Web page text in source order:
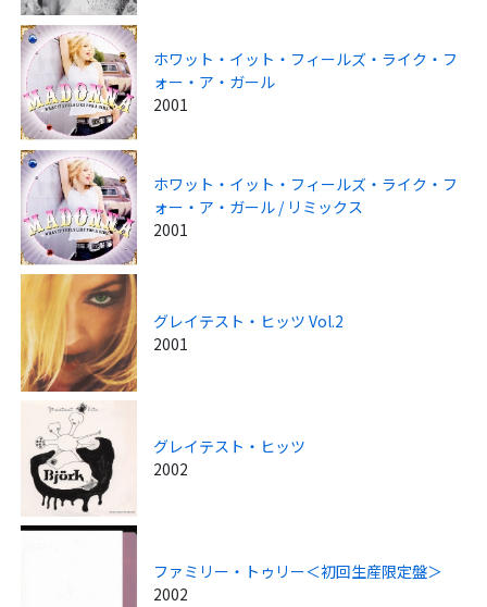
ホワット・イット・フィールズ・ライク・フ
ォー・ア・ガール
2001
ホワット・イット・フィールズ・ライク・フ
ォー・ア・ガール / リミックス
2001
グレイテスト・ヒッツ Vol.2
2001
グレイテスト・ヒッツ
2002
ファミリー・トゥリー＜初回生産限定盤＞
2002